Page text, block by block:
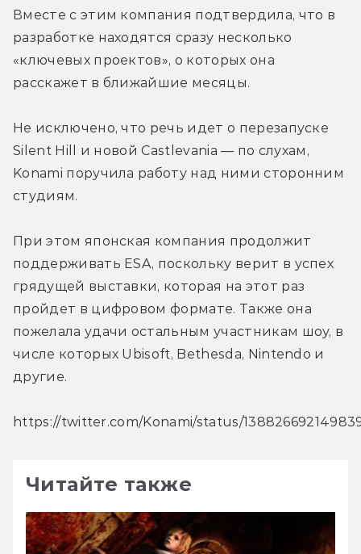
Вместе с этим компания подтвердила, что в
разработке находятся сразу несколько
«ключевых проектов», о которых она
расскажет в ближайшие месяцы.
Не исключено, что речь идет о перезапуске
Silent Hill и новой Castlevania — по слухам,
Konami поручила работу над ними сторонним
студиям.
При этом японская компания продолжит
поддерживать ESA, поскольку верит в успех
грядущей выставки, которая на этот раз
пройдет в цифровом формате. Также она
пожелала удачи остальным участникам шоу, в
числе которых Ubisoft, Bethesda, Nintendo и
другие.
https://twitter.com/Konami/status/
Читайте также